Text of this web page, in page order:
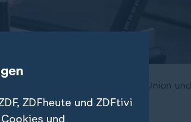
mit der Regierung. Union und
die Haushaltspläne.
ZDFheute und ZDFtivi
und